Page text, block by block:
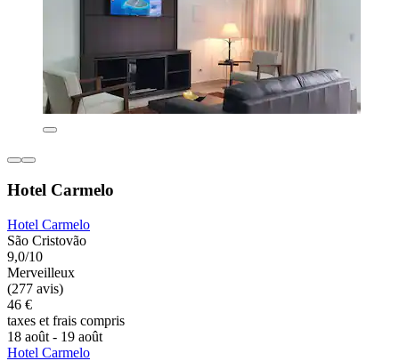
Hotel Carmelo
Hotel Carmelo
São Cristovão
9,0/10
Merveilleux
(277 avis)
46 €
taxes et frais compris
18 août - 19 août
Hotel Carmelo